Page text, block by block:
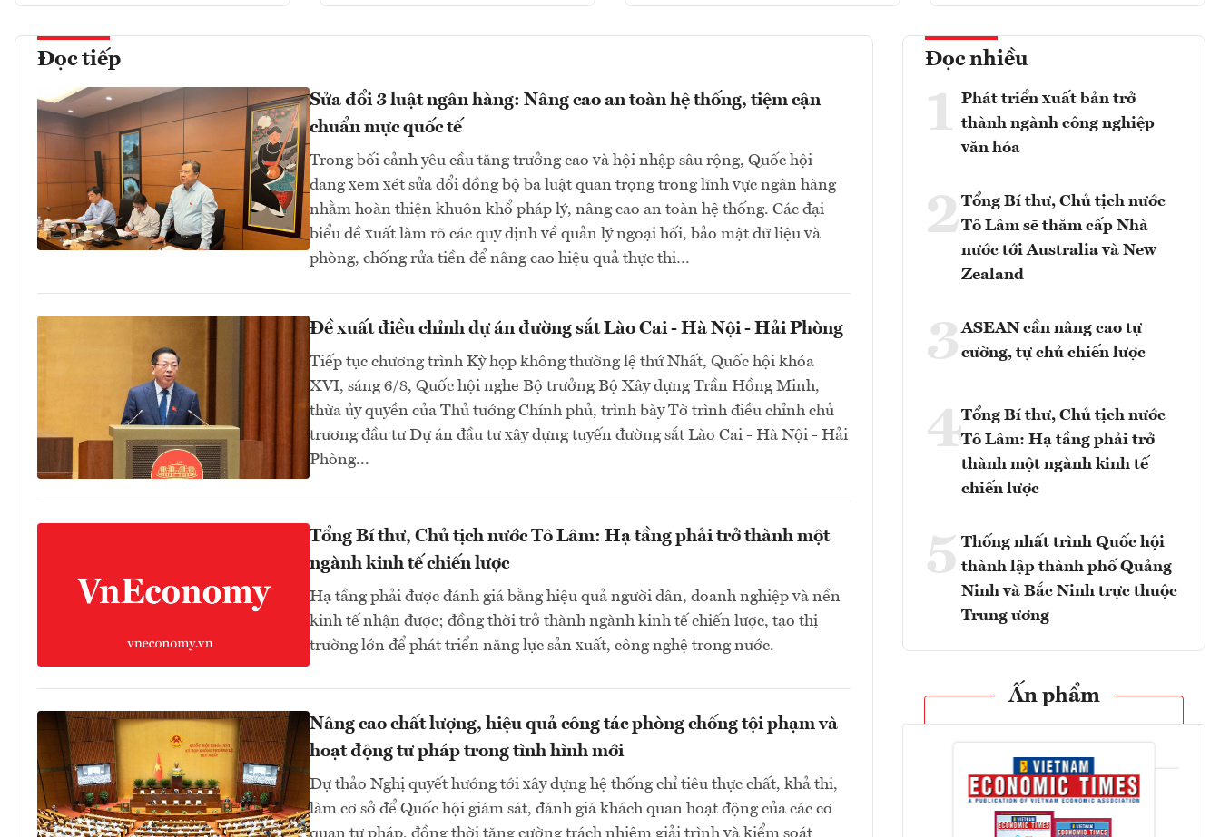
Đọc tiếp
Sửa đổi 3 luật ngân hàng: Nâng cao an toàn hệ thống, tiệm cận
chuẩn mực quốc tế
Trong bối cảnh yêu cầu tăng trưởng cao và hội nhập sâu rộng, Quốc hội
đang xem xét sửa đổi đồng bộ ba luật quan trọng trong lĩnh vực ngân hàng
nhằm hoàn thiện khuôn khổ pháp lý, nâng cao an toàn hệ thống. Các đại
biểu đề xuất làm rõ các quy định về quản lý ngoại hối, bảo mật dữ liệu và
phòng, chống rửa tiền để nâng cao hiệu quả thực thi…
Đề xuất điều chỉnh dự án đường sắt Lào Cai - Hà Nội - Hải Phòng
Tiếp tục chương trình Kỳ họp không thường lệ thứ Nhất, Quốc hội khóa
XVI, sáng 6/8, Quốc hội nghe Bộ trưởng Bộ Xây dựng Trần Hồng Minh,
thừa ủy quyền của Thủ tướng Chính phủ, trình bày Tờ trình điều chỉnh chủ
trương đầu tư Dự án đầu tư xây dựng tuyến đường sắt Lào Cai - Hà Nội - Hải
Phòng...
Tổng Bí thư, Chủ tịch nước Tô Lâm: Hạ tầng phải trở thành một
ngành kinh tế chiến lược
Hạ tầng phải được đánh giá bằng hiệu quả người dân, doanh nghiệp và nền
kinh tế nhận được; đồng thời trở thành ngành kinh tế chiến lược, tạo thị
trường lớn để phát triển năng lực sản xuất, công nghệ trong nước.
Nâng cao chất lượng, hiệu quả công tác phòng chống tội phạm và
hoạt động tư pháp trong tình hình mới
Dự thảo Nghị quyết hướng tới xây dựng hệ thống chỉ tiêu thực chất, khả thi,
làm cơ sở để Quốc hội giám sát, đánh giá khách quan hoạt động của các cơ
quan tư pháp, đồng thời tăng cường trách nhiệm giải trình và kiểm soát
Đọc nhiều
1 Phát triển xuất bản trở
thành ngành công nghiệp
văn hóa
2Tổng Bí thư, Chủ tịch nước
Tô Lâm sẽ thăm cấp Nhà
nước tới Australia và New
Zealand
3 ASEAN cần nâng cao tự
cường, tự chủ chiến lược
4Tổng Bí thư, Chủ tịch nước
Tô Lâm: Hạ tầng phải trở
thành một ngành kinh tế
chiến lược
5 Thống nhất trình Quốc hội
thành lập thành phố Quảng
Ninh và Bắc Ninh trực thuộc
Trung ương
Ấn phẩm